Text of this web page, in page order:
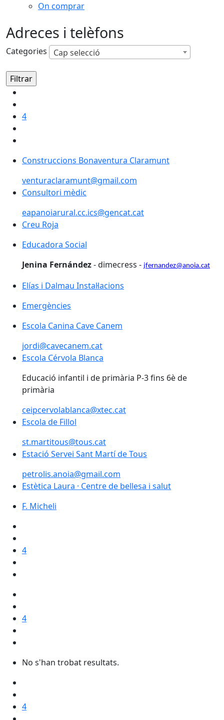
On comprar
Adreces i telèfons
Categories Cap selecció
4
Construccions Bonaventura Claramunt
venturaclaramunt@gmail.com
Consultori mèdic
eapanoiarural.cc.ics@gencat.cat
Creu Roja
Educadora Social
Jenina Fernández- dimecress - jfernandez@anoia.cat
Elías i Dalmau Instal·lacions
Emergències
Escola Canina Cave Canem
Escola Canina Cave Canem
jordi@cavecanem.cat
Escola Cérvola Blanca
Escola Cérvola Blanca
Educació infantil i de primària P-3 fins 6è de
primària
ceipcervolablanca@xtec.cat
Escola de Fillol
st.martitous@tous.cat
Estació Servei Sant Martí de Tous
petrolis.anoia@gmail.com
Estètica Laura · Centre de bellesa i salut
Estètica Laura · Centre de bellesa i salut
F. Micheli
4
4
No s'han trobat resultats.
4